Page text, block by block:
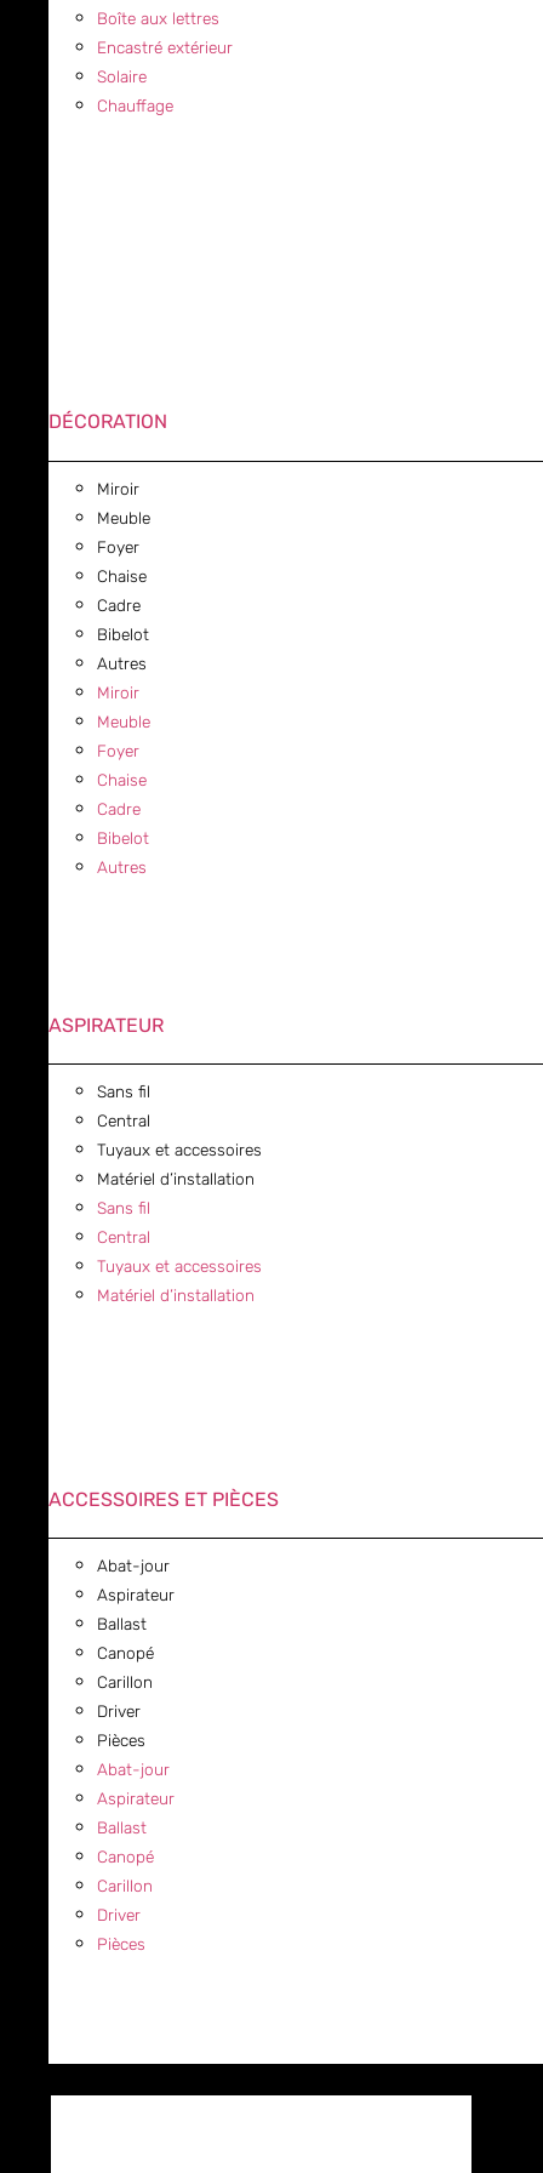
Boîte aux lettres
Encastré extérieur
Solaire
Chauffage
DÉCORATION
Miroir
Meuble
Foyer
Chaise
Cadre
Bibelot
Autres
Miroir
Meuble
Foyer
Chaise
Cadre
Bibelot
Autres
ASPIRATEUR
Sans fil
Central
Tuyaux et accessoires
Matériel d’installation
Sans fil
Central
Tuyaux et accessoires
Matériel d’installation
ACCESSOIRES ET PIÈCES
Abat-jour
Aspirateur
Ballast
Canopé
Carillon
Driver
Pièces
Abat-jour
Aspirateur
Ballast
Canopé
Carillon
Driver
Pièces